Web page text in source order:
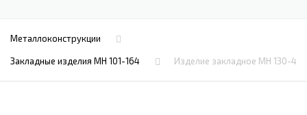
Металлоконструкции
Закладные изделия МН 101-164 Изделие закладное МН 130-4